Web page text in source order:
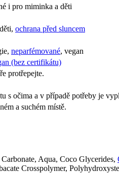
i pro miminka a děti
ochrana před sluncem
neparfémované, vegan
(bez certifikátu)
protřepejte.
s očima a v případě potřeby je
a suchém místě.
Aqua, Coco Glycerides,
Crosspolymer,